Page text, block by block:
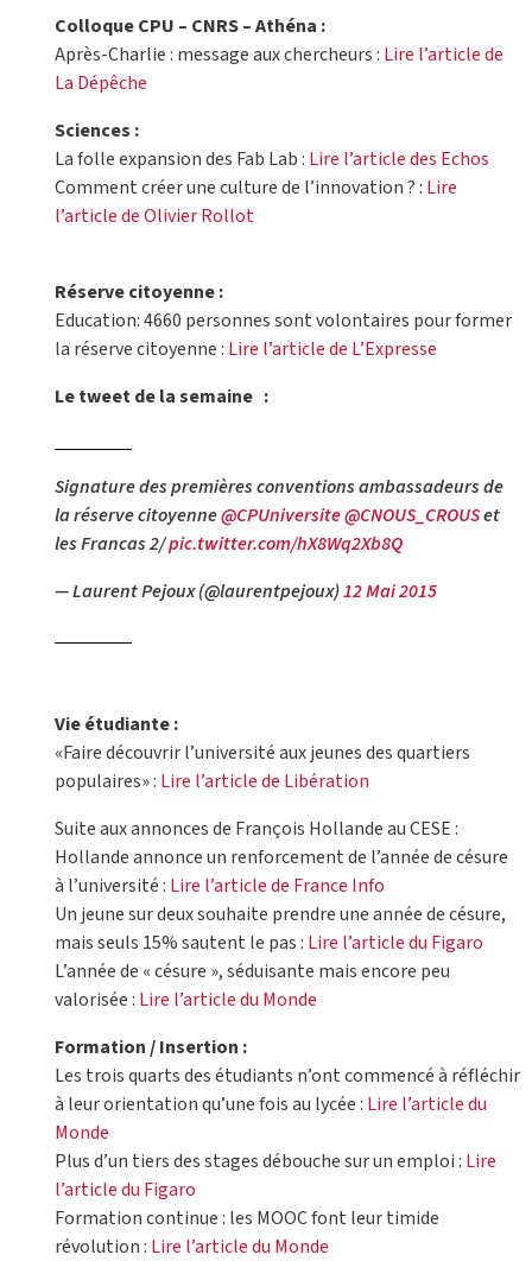
Colloque CPU – CNRS – Athéna :
Après-Charlie : message aux chercheurs : Lire l’article de
La Dépêche
Sciences :
La folle expansion des Fab Lab : Lire l’article des Echos
Comment créer une culture de l’innovation ? : Lire
l’article de Olivier Rollot
Réserve citoyenne :
Education: 4660 personnes sont volontaires pour former
la réserve citoyenne : Lire l’article de L’Expresse
Le tweet de la semaine :
Signature des premières conventions ambassadeurs de
la réserve citoyenne@CPUniversite@CNOUS_CROUSet
les Francas 2/pic.twitter.com/hX8Wq2Xb8Q
— Laurent Pejoux (@laurentpejoux)12 Mai 2015
Vie étudiante :
«Faire découvrir l’université aux jeunes des quartiers
populaires» : Lire l’article de Libération
Suite aux annonces de François Hollande au CESE :
Hollande annonce un renforcement de l’année de césure
à l’université : Lire l’article de France Info
Un jeune sur deux souhaite prendre une année de césure,
mais seuls 15% sautent le pas : Lire l’article du Figaro
L’année de « césure », séduisante mais encore peu
valorisée : Lire l’article du Monde
Formation / Insertion :
Les trois quarts des étudiants n’ont commencé à réfléchir
à leur orientation qu’une fois au lycée : Lire l’article du
Monde
Plus d’un tiers des stages débouche sur un emploi : Lire
l’article du Figaro
Formation continue : les MOOC font leur timide
révolution : Lire l’article du Monde